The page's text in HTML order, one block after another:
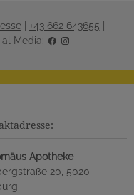
| +43 662 643655
Media:
Apotheke
20, 5020